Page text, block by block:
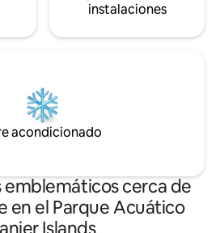
instalaciones
acondicionado
emblemáticos cerca de
en el Parque Acuático